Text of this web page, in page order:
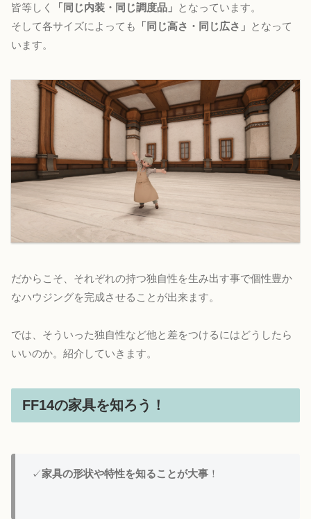
皆等しく
「同じ内装・同じ調度品」 となっています。
そして各サイズによっても
「同じ高さ・同じ広さ」 となって
います。
だからこそ、それぞれの持つ独自性を生み出す事で個性豊か
なハウジングを完成させることが出来ます。
では、そういった独自性など他と差をつけるにはどうしたら
いいのか。紹介していきます。
FF14の家具を知ろう！
✓家具の形状や特性を知ることが大事！